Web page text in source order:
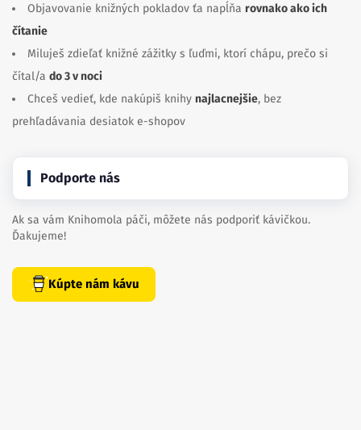
Objavovanie knižných pokladov ťa napĺňa rovnako ako ich
čítanie
Miluješ zdieľať knižné zážitky s ľuďmi, ktorí chápu, prečo si
čítal/a do 3 v noci
Chceš vedieť, kde nakúpiš knihy najlacnejšie, bez
prehľadávania desiatok e-shopov
Podporte nás
Ak sa vám Knihomola páči, môžete nás podporiť kávičkou.
Ďakujeme!
Kúpte nám kávu